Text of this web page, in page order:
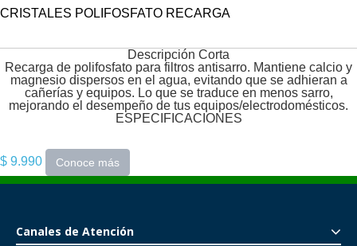
CRISTALES POLIFOSFATO RECARGA
Descripción Corta
Recarga de polifosfato para filtros antisarro. Mantiene calcio y
magnesio dispersos en el agua, evitando que se adhieran a
cañerías y equipos. Lo que se traduce en menos sarro,
mejorando el desempeño de tus equipos/electrodomésticos.
ESPECIFICACIONES
$ 9.990 Conoce más
Canales de Atención